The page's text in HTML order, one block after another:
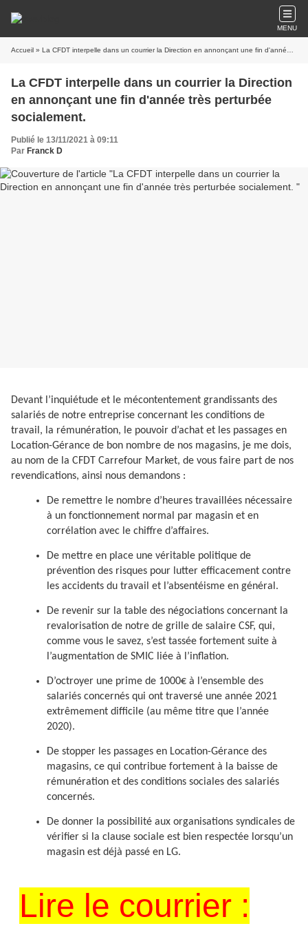
MENU
Accueil » La CFDT interpelle dans un courrier la Direction en annonçant une fin d'année très perturbée socialement.
La CFDT interpelle dans un courrier la Direction
en annonçant une fin d'année très perturbée
socialement.
Publié le 13/11/2021 à 09:11
Par Franck D
Devant l’inquiétude et le mécontentement grandissants des
salariés de notre entreprise concernant les conditions de
travail, la rémunération, le pouvoir d’achat et les passages en
Location-Gérance de bon nombre de nos magasins, je me dois,
au nom de la CFDT Carrefour Market, de vous faire part de nos
revendications, ainsi nous demandons :
De remettre le nombre d’heures travaillées nécessaire
à un fonctionnement normal par magasin et en
corrélation avec le chiffre d’affaires.
De mettre en place une véritable politique de
prévention des risques pour lutter efficacement contre
les accidents du travail et l’absentéisme en général.
De revenir sur la table des négociations concernant la
revalorisation de notre de grille de salaire CSF, qui,
comme vous le savez, s’est tassée fortement suite à
l’augmentation de SMIC liée à l’inflation.
D’octroyer une prime de 1000€ à l’ensemble des
salariés concernés qui ont traversé une année 2021
extrêmement difficile (au même titre que l’année
2020).
De stopper les passages en Location-Gérance des
magasins, ce qui contribue fortement à la baisse de
rémunération et des conditions sociales des salariés
concernés.
De donner la possibilité aux organisations syndicales de
vérifier si la clause sociale est bien respectée lorsqu’un
magasin est déjà passé en LG.
Lire le courrier :